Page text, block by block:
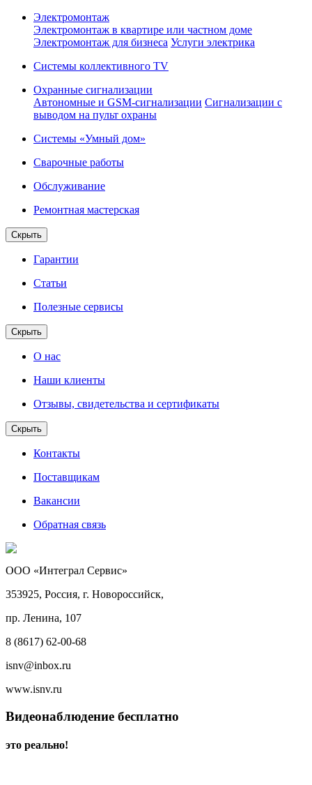
Электромонтаж
Электромонтаж в квартире или частном доме
Электромонтаж для бизнеса Услуги электрика
Системы коллективного TV
Охранные сигнализации
Автономные и GSM-сигнализации Сигнализации с
выводом на пульт охраны
Системы «Умный дом»
Сварочные работы
Обслуживание
Ремонтная мастерская
Скрыть
Гарантии
Статьи
Полезные сервисы
Скрыть
О нас
Наши клиенты
Отзывы, свидетельства и сертификаты
Скрыть
Контакты
Поставщикам
Вакансии
Обратная связь
ООО «Интеграл Сервис»
353925, Россия, г. Новороссийск,
пр. Ленина, 107
8 (8617) 62-00-68
isnv@inbox.ru
www.isnv.ru
Видеонаблюдение бесплатно
это реально!